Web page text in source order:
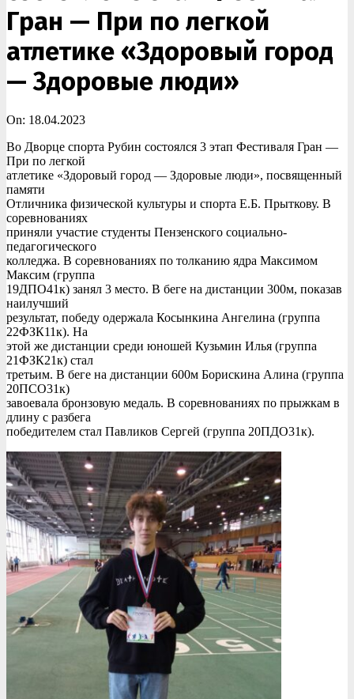
Гран — При по легкой
атлетике «Здоровый город
— Здоровые люди»
On: 18.04.2023
Во Дворце спорта Рубин состоялся 3 этап Фестиваля Гран —
При по легкой
атлетике «Здоровый город — Здоровые люди», посвященный
памяти
Отличника физической культуры и спорта Е.Б. Прыткову. В
соревнованиях
приняли участие студенты Пензенского социально-
педагогического
колледжа. В соревнованиях по толканию ядра Максимом
Максим (группа
19ДПО41к) занял 3 место. В беге на дистанции 300м, показав
наилучший
результат, победу одержала Косынкина Ангелина (группа
22ФЗК11к). На
этой же дистанции среди юношей Кузьмин Илья (группа
21ФЗК21к) стал
третьим. В беге на дистанции 600м Борискина Алина (группа
20ПСО31к)
завоевала бронзовую медаль. В соревнованиях по прыжкам в
длину с разбега
победителем стал Павликов Сергей (группа 20ПДО31к).